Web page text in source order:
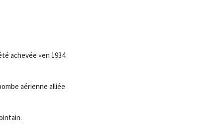
achevée «en 1934
aérienne alliée